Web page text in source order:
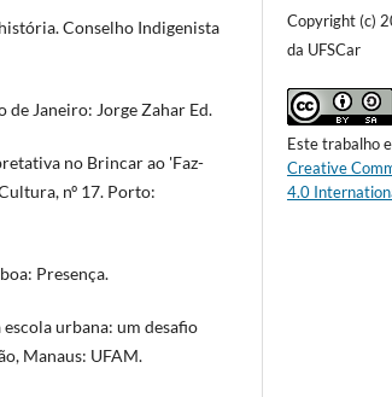
Conselho Indigenista
Janeiro: Jorge Zahar Ed.
no Brincar ao 'Faz-
nº 17. Porto:
Presença.
urbana: um desafio
Manaus: UFAM.
Copyright (c)
da UFSCar
Este trabalho
Creative
4.0